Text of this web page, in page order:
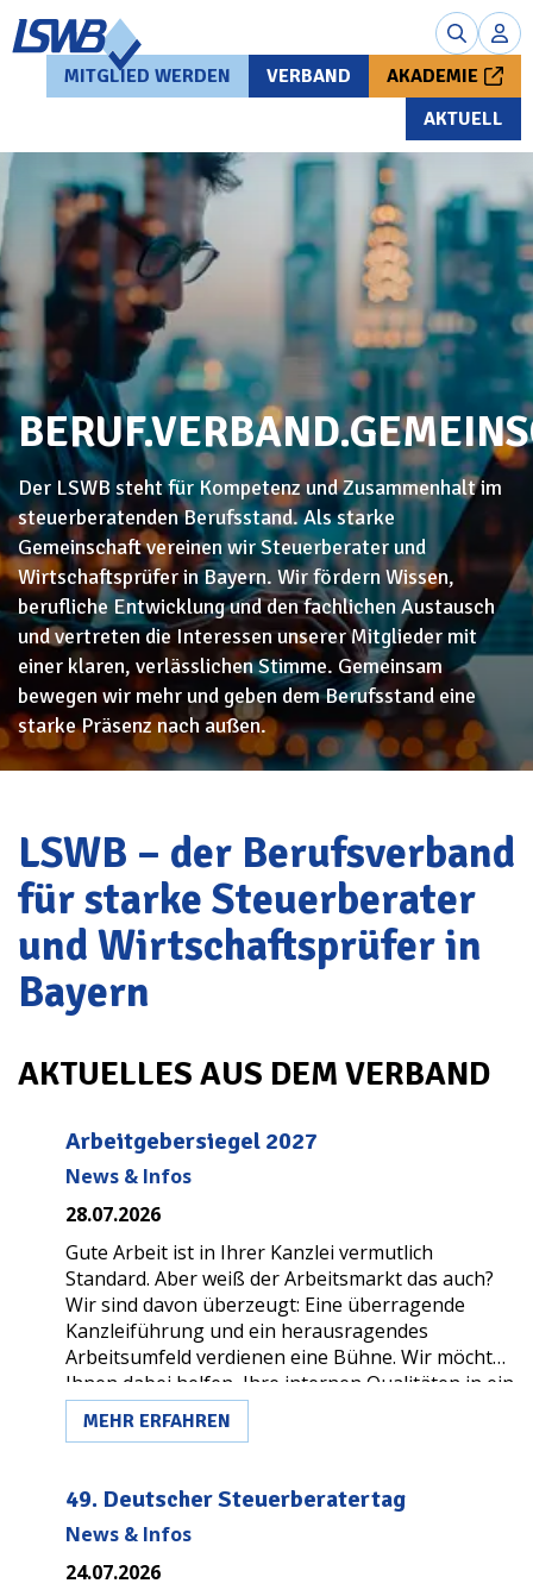
MITGLIED WERDEN VERBAND
AKADEMIE
AKTUELL
Der LSWB steht für Kompetenz und Zusammenhalt im
steuerberatenden Berufsstand. Als starke
Gemeinschaft vereinen wir Steuerberater und
Wirtschaftsprüfer in Bayern. Wir fördern Wissen,
berufliche Entwicklung und den fachlichen Austausch
und vertreten die Interessen unserer Mitglieder mit
einer klaren, verlässlichen Stimme. Gemeinsam
bewegen wir mehr und geben dem Berufsstand eine
starke Präsenz nach außen.
LSWB – der Berufsverband
für starke Steuerberater
und Wirtschaftsprüfer in
Bayern
AKTUELLES AUS DEM VERBAND
Arbeitgebersiegel 2027
News & Infos
28.07.2026
Gute Arbeit ist in Ihrer Kanzlei vermutlich
Standard. Aber weiß der Arbeitsmarkt das auch?
Wir sind davon überzeugt: Eine überragende
Kanzleiführung und ein herausragendes
Arbeitsumfeld verdienen eine Bühne. Wir möchten
Ihnen dabei helfen, Ihre internen Qualitäten in ein
sichtbares Markenzeichen zu verwandeln. Genau
dafür wurde das Qualitätssiegel
Alle Informationen zum Ablauf finden sie hier:
MEHR ERFAHREN
49. Deutscher Steuerberatertag
News & Infos
24.07.2026